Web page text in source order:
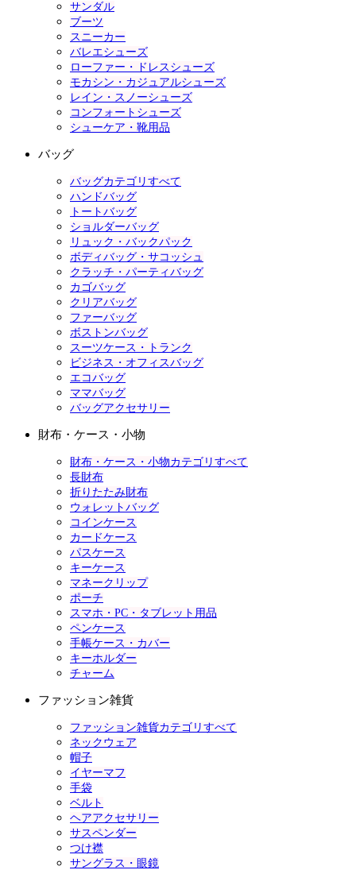
サンダル
ブーツ
スニーカー
バレエシューズ
ローファー・ドレスシューズ
モカシン・カジュアルシューズ
レイン・スノーシューズ
コンフォートシューズ
シューケア・靴用品
バッグ
バッグカテゴリすべて
ハンドバッグ
トートバッグ
ショルダーバッグ
リュック・バックパック
ボディバッグ・サコッシュ
クラッチ・パーティバッグ
カゴバッグ
クリアバッグ
ファーバッグ
ボストンバッグ
スーツケース・トランク
ビジネス・オフィスバッグ
エコバッグ
ママバッグ
バッグアクセサリー
財布・ケース・小物
財布・ケース・小物カテゴリすべて
長財布
折りたたみ財布
ウォレットバッグ
コインケース
カードケース
パスケース
キーケース
マネークリップ
ポーチ
スマホ・PC・タブレット用品
ペンケース
手帳ケース・カバー
キーホルダー
チャーム
ファッション雑貨
ファッション雑貨カテゴリすべて
ネックウェア
帽子
イヤーマフ
手袋
ベルト
ヘアアクセサリー
サスペンダー
つけ襟
サングラス・眼鏡